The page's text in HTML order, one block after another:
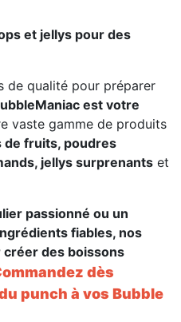
et jellys pour des
de qualité pour préparer
est votre
vaste gamme de produits
de fruits, poudres
jellys surprenants et
passionné ou un
fiables, nos
des boissons
dès
punch à vos Bubble